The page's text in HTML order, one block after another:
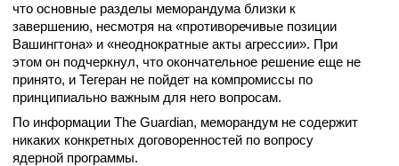
что основные разделы меморандума близки к
завершению, несмотря на «противоречивые позиции
Вашингтона» и «неоднократные акты агрессии». При
этом он подчеркнул, что окончательное решение еще не
принято, и Тегеран не пойдет на компромиссы по
принципиально важным для него вопросам.
По информации The Guardian, меморандум не содержит
никаких конкретных договоренностей по вопросу
ядерной программы.